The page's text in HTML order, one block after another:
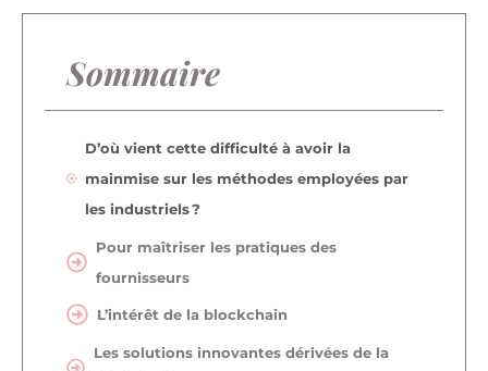
Sommaire
D’où vient cette difficulté à avoir la
mainmise sur les méthodes employées par
les industriels ?
Pour maîtriser les pratiques des
fournisseurs
L’intérêt de la blockchain
Les solutions innovantes dérivées de la